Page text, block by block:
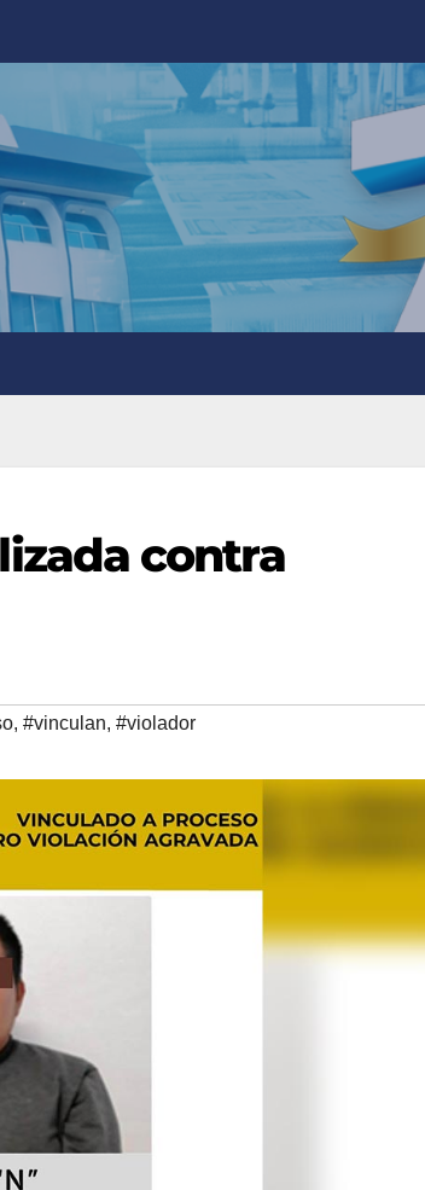
contra
, #vinculan, #violador